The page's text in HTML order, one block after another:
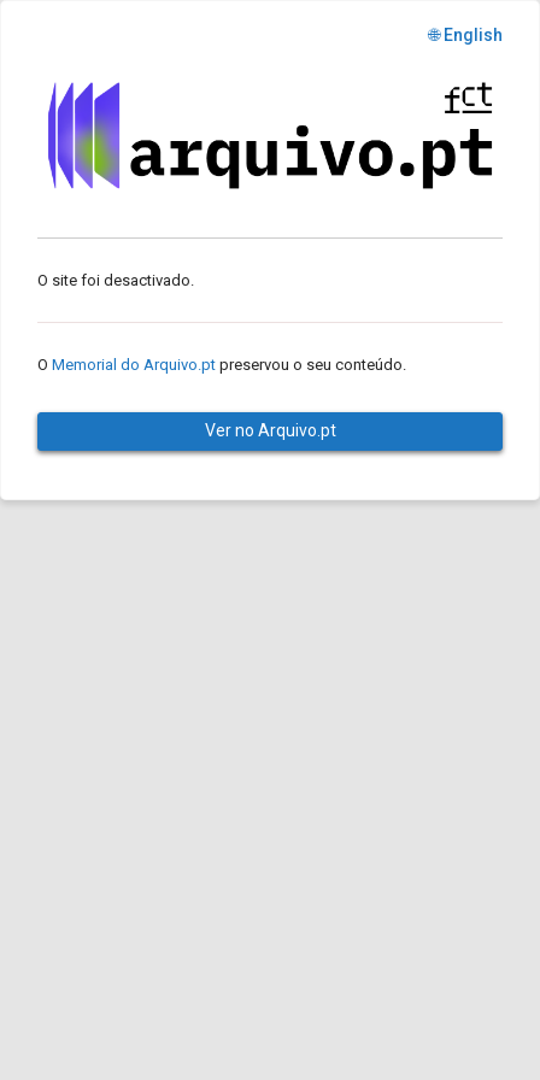
🌐 English
O site foi desactivado.
O Memorial do Arquivo.pt preservou o seu conteúdo.
Ver no Arquivo.pt